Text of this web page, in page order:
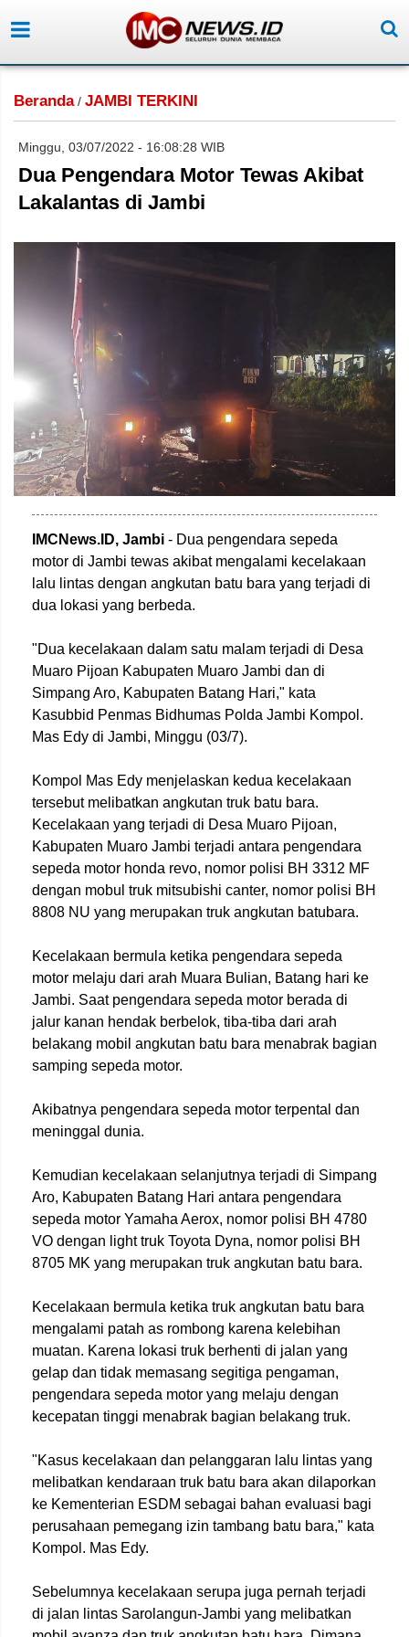
Beranda/ JAMBI TERKINI
Minggu, 03/07/2022 - 16:08:28 WIB
Dua Pengendara Motor Tewas Akibat
Lakalantas di Jambi
IMCNews.ID, Jambi - Dua pengendara sepeda
motor di Jambi tewas akibat mengalami kecelakaan
lalu lintas dengan angkutan batu bara yang terjadi di
dua lokasi yang berbeda.
"Dua kecelakaan dalam satu malam terjadi di Desa
Muaro Pijoan Kabupaten Muaro Jambi dan di
Simpang Aro, Kabupaten Batang Hari," kata
Kasubbid Penmas Bidhumas Polda Jambi Kompol.
Mas Edy di Jambi, Minggu (03/7).
Kompol Mas Edy menjelaskan kedua kecelakaan
tersebut melibatkan angkutan truk batu bara.
Kecelakaan yang terjadi di Desa Muaro Pijoan,
Kabupaten Muaro Jambi terjadi antara pengendara
sepeda motor honda revo, nomor polisi BH 3312 MF
dengan mobul truk mitsubishi canter, nomor polisi BH
8808 NU yang merupakan truk angkutan batubara.
Kecelakaan bermula ketika pengendara sepeda
motor melaju dari arah Muara Bulian, Batang hari ke
Jambi. Saat pengendara sepeda motor berada di
jalur kanan hendak berbelok, tiba-tiba dari arah
belakang mobil angkutan batu bara menabrak bagian
samping sepeda motor.
Akibatnya pengendara sepeda motor terpental dan
meninggal dunia.
Kemudian kecelakaan selanjutnya terjadi di Simpang
Aro, Kabupaten Batang Hari antara pengendara
sepeda motor Yamaha Aerox, nomor polisi BH 4780
VO dengan light truk Toyota Dyna, nomor polisi BH
8705 MK yang merupakan truk angkutan batu bara.
Kecelakaan bermula ketika truk angkutan batu bara
mengalami patah as rombong karena kelebihan
muatan. Karena lokasi truk berhenti di jalan yang
gelap dan tidak memasang segitiga pengaman,
pengendara sepeda motor yang melaju dengan
kecepatan tinggi menabrak bagian belakang truk.
"Kasus kecelakaan dan pelanggaran lalu lintas yang
melibatkan kendaraan truk batu bara akan dilaporkan
ke Kementerian ESDM sebagai bahan evaluasi bagi
perusahaan pemegang izin tambang batu bara," kata
Kompol. Mas Edy.
Sebelumnya kecelakaan serupa juga pernah terjadi
di jalan lintas Sarolangun-Jambi yang melibatkan